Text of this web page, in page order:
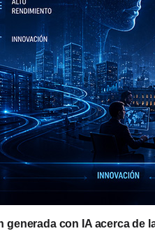
generada con IA acerca de